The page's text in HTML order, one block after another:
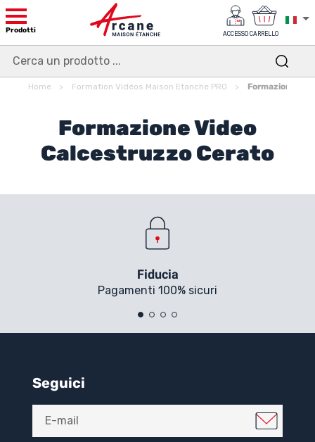
Prodotti ACCESSO CARRELLO
Home Formation Vidéos Maison Etanche PRO Formazione
Formazione Video
Calcestruzzo Cerato
Fiducia
Pagamenti 100% sicuri
Seguici